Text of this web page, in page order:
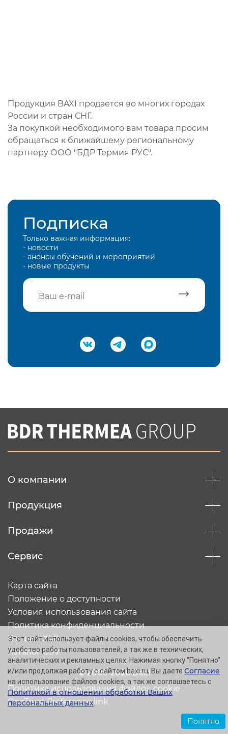
Продукция BAXI продается во многих городах
России и стран СНГ.
За покупкой необходимого вам товара просим
обращаться к ближайшему региональному
партнеру ООО "БДР Термия РУС".
Подписка
Только важная информация:
- новости
- анонсы обучений и мероприятий
- новые продукты
Подтвердить e-mail
Вы соглашаетесь с нашей политикой
конфеденциальности
О компании
Продукция
Продажи
Сервис
© 2005-2026 Baxi
Карта сайта
Положение о доступности
Условия использования сайта
Политика конфиденциальности
Каталог XML
Каталог CSV
Политика использования файлов cookie
OneTrust Preference link
Этот сайт использует файлы cookies, чтобы обеспечить
удобство работы пользователей, а так же в технических,
аналитических и рекламных целях. Нажимая кнопку "Понятно"
и/или продолжая работу с сайтом baxi.ru, Вы даете Согласие
на использование файлов cookies, а так же соглашаетесь с
Политикой в отношении обработки Ваших
персональных данных.
Понятно